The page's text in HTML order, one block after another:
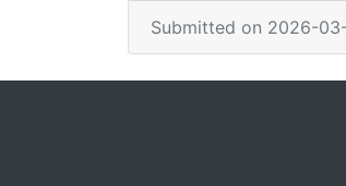
Submitted on 2026-